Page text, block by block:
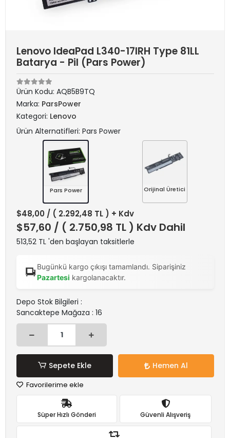
Lenovo IdeaPad L340-17IRH Type 81LL
Batarya - Pil (Pars Power)
Ürün Kodu: AQB5B9TQ
Marka: ParsPower
Kategori: Lenovo
Ürün Alternatifleri: Pars Power
Pars Power Orijinal Üretici
$48,00 / ( 2.292,48 TL ) + Kdv
$57,60 / ( 2.750,98 TL ) Kdv Dahil
513,52 TL 'den başlayan taksitlerle
Bugünkü kargo çıkışı tamamlandı. Siparişiniz
Pazartesi kargolanacaktır.
Depo Stok Bilgileri :
Sancaktepe Mağaza : 16
Sepete Ekle Hemen Al
Favorilerime ekle
Süper Hızlı Gönderi Güvenli Alışveriş